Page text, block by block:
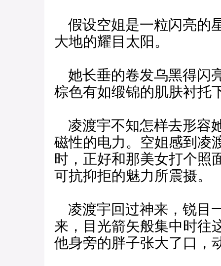
假设空姐是一粒闪亮的
大地的耀目太阳。
她长垂的卷发乌黑得闪
棕色有如缎锦的肌肤衬托
凌渡宇不知怎样去形容
磁性的电力。空姐感到凌
时，正好和那美女打个照
可抗抑拒的魅力所震摄。
凌渡宇回过神来，锐目
来，目光箭矢般集中时往
他身旁的胖子张大了口，